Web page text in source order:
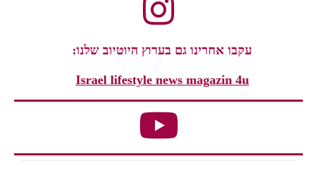
עקבו אחרינו גם בערוץ היוטיוב שלנו:
Israel lifestyle news magazin 4u